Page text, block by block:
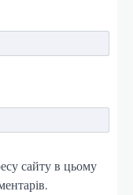
сайту в цьому